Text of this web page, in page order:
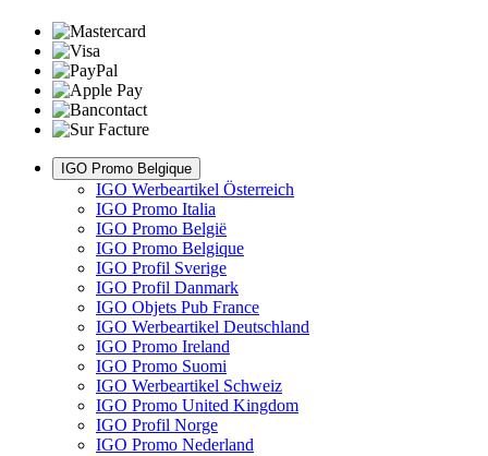
IGO Promo Belgique
IGO Werbeartikel Österreich
IGO Promo Italia
IGO Promo België
IGO Promo Belgique
IGO Profil Sverige
IGO Profil Danmark
IGO Objets Pub France
IGO Werbeartikel Deutschland
IGO Promo Ireland
IGO Promo Suomi
IGO Werbeartikel Schweiz
IGO Promo United Kingdom
IGO Profil Norge
IGO Promo Nederland